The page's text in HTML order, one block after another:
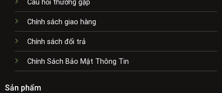
Câu hỏi thường gặp
Chính sách giao hàng
Chính sách đổi trả
Chính Sách Bảo Mật Thông Tin
Sản phẩm